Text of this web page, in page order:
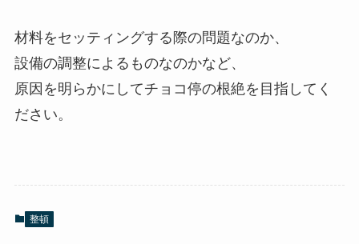
材料をセッティングする際の問題なのか、
設備の調整によるものなのかなど、
原因を明らかにしてチョコ停の根絶を目指してく
ださい。
整頓